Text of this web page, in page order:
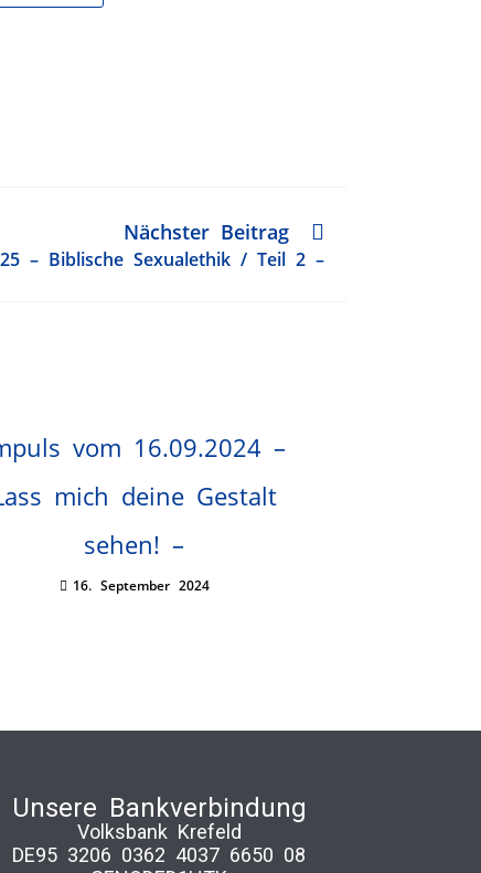
Nächster Beitrag
– Biblische Sexualethik / Teil 2 –
vom 16.09.2024 –
mich deine Gestalt
sehen! –
16. September 2024
Unsere Bankverbindung
Volksbank Krefeld
DE95 3206 0362 4037 6650 08